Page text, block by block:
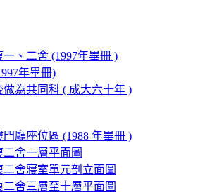
、二舍 (1997年畢冊 )
年畢冊)
為共同科 ( 成大六十年 )
廳座位區 (1988 年畢冊 )
舍一層平面圖
舍寢室單元剖立面圖
舍三層至十層平面圖